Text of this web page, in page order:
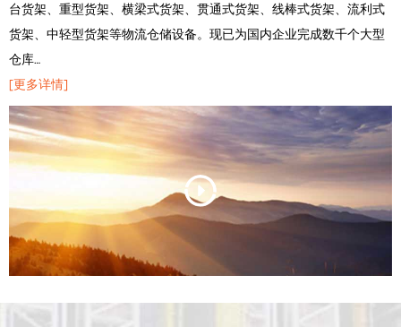
台货架、重型货架、横梁式货架、贯通式货架、线棒式货架、流利式
货架、中轻型货架等物流仓储设备。现已为国内企业完成数千个大型
仓库…
[更多详情]